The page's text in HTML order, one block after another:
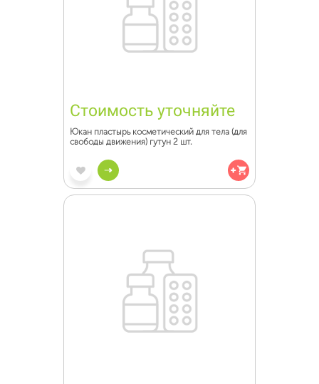
Стоимость уточняйте
Юкан пластырь косметический для тела (для
свободы движения) гутун 2 шт.